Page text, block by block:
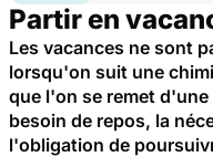
Partir en
Les vacances ne sont
lorsqu'on suit une
que l'on se remet
besoin de repos, la
l'obligation de